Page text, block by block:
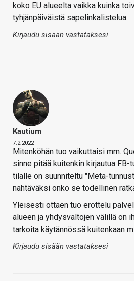
koko EU alueelta vaikka kuinka
tyhjänpäiväistä sapelinkalistelua.
Kirjaudu sisään vastataksesi
Kautium
7.2.2022
Mitenköhän tuo vaikuttaisi mm.
sinne pitää kuitenkin kirjautua FB-
tilalle on suunniteltu "Meta-
nähtäväksi onko se todellinen
Yleisesti ottaen tuo erottelu
alueen ja yhdysvaltojen välillä on
tarkoita käytännössä kuitenkaan
Kirjaudu sisään vastataksesi